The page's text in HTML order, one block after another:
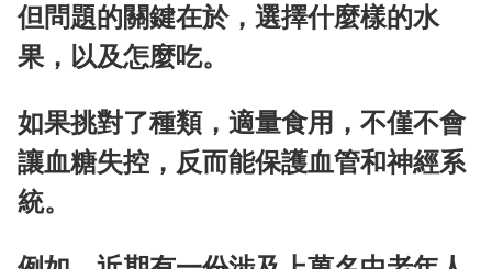
但問題的關鍵在於，選擇什麼樣的水
果，以及怎麼吃。
如果挑對了種類，適量食用，不僅不會
讓血糖失控，反而能保護血管和神經系
統。